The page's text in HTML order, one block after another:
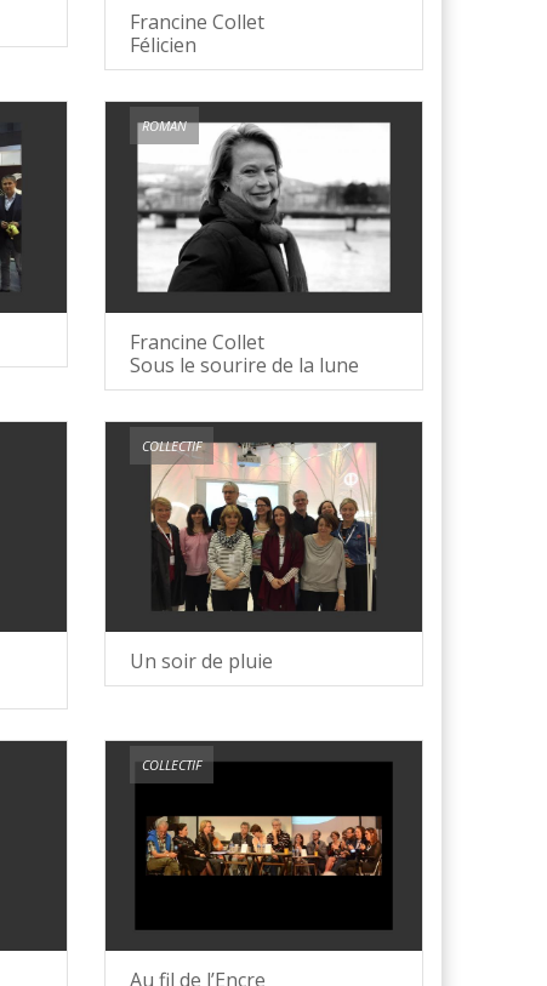
Francine Collet
Félicien
ROMAN
Francine Collet
Sous le sourire de la lune
COLLECTIF
Un soir de pluie
COLLECTIF
Au fil de l’Encre